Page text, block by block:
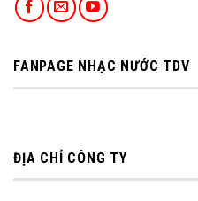
FANPAGE NHẠC NƯỚC TDV
ĐỊA CHỈ CÔNG TY